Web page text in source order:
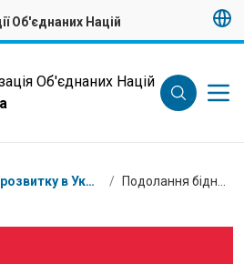
Об'єднаних Націй
Об'єднаних Націй
Цілі сталого розвитку в Україні /